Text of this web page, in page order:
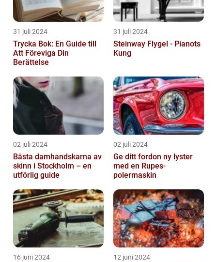
31 juli 2024
Trycka Bok: En Guide till
Att Föreviga Din
Berättelse
31 juli 2024
Steinway Flygel - Pianots
Kung
02 juli 2024
Bästa damhandskarna av
skinn i Stockholm – en
utförlig guide
02 juli 2024
Ge ditt fordon ny lyster
med en Rupes-
polermaskin
16 juni 2024 12 juni 2024